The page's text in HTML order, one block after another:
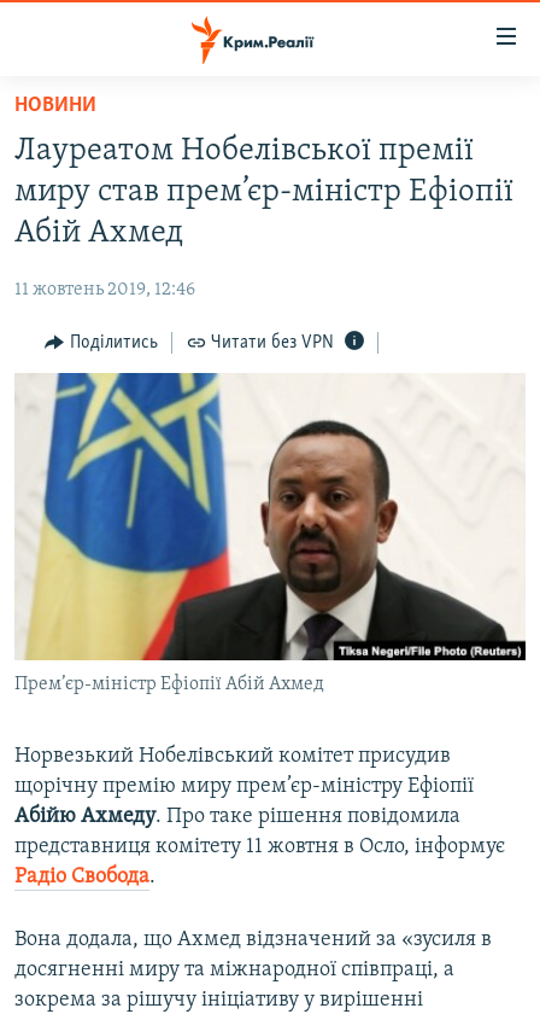
Перейти
основного
матеріалу
Перейти
до
основної
Перейти
до
пошуку
ВОДА.КРИМ
ВІДЕО ТА ФОТО
БЛОГИ
ПОГЛЯД
ІНТЕРВ'Ю
ВСЕ ЗА ДЕНЬ
СПЕЦПРОЕКТИ
ДЕПОРТАЦІЯ
ВІДЕОУРОКИ «ELIFBE»
СВІДЧЕННЯ ОКУПАЦІЇ
УКРАЇНСЬКА ПРОБЛЕМА КРИМУ
ІНФОГРАФІКА
ЯК ОБІЙТИ БЛОКУВАННЯ
Русский
Qırımtatar
ДОЛУЧАЙСЯ!
Усі сайти RFE/RL
НОВИНИ
Лауреатом Нобелівської премії
миру став прем’єр-міністр Ефіопії
Абій Ахмед
11 жовтень 2019, 12:46
Поділитись Читати без VPN
Прем’єр-міністр Ефіопії Абій Ахмед
Норвезький Нобелівський комітет присудив
щорічну премію миру прем’єр-міністру Ефіопії
Абійю Ахмеду. Про таке рішення повідомила
представниця комітету 11 жовтня в Осло, інформує
Радіо Свобода.
Вона додала, що Ахмед відзначений за «зусиля в
досягненні миру та міжнародної співпраці, а
зокрема за рішучу ініціативу у вирішенні